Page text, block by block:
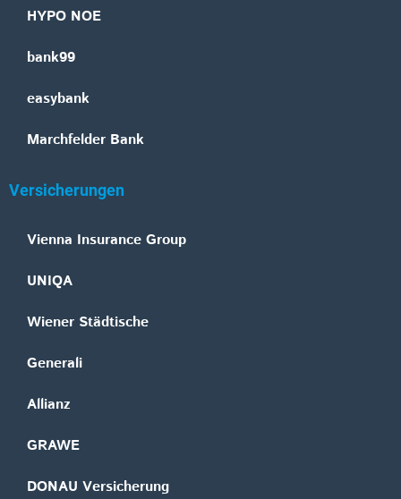
HYPO NOE
bank99
easybank
Marchfelder Bank
Versicherungen
Vienna Insurance Group
UNIQA
Wiener Städtische
Generali
Allianz
GRAWE
DONAU Versicherung